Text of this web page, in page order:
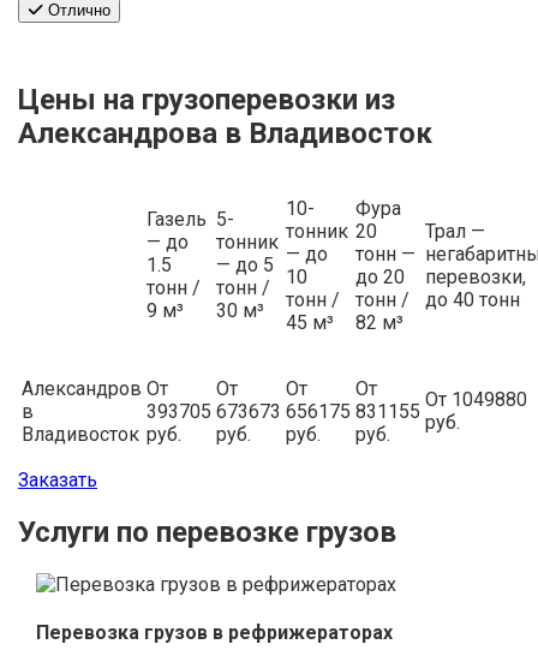
Отлично
Цены на грузоперевозки из
Александрова в Владивосток
Газель
— до
1.5
тонн /
9 м³
5-
тонник
— до 5
тонн /
30 м³
10-
тонник
— до
10
тонн /
45 м³
Фура
20
тонн —
до 20
тонн /
82 м³
Трал —
перевозки,
до 40 тонн
Александров
в
Владивосток
От
393705
руб.
От
673673
руб.
От
656175
руб.
От
831155
руб.
От 1049880
руб.
Заказать
Услуги по перевозке грузов
Перевозка грузов в рефрижераторах